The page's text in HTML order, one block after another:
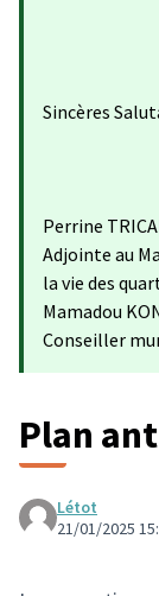
Sincères
Perrine
Adjointe au
la vie des
Mamadou
Conseiller
Plan
Létot
21/01/2025